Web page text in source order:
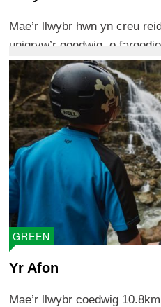
Mae’r llwybr hwn yn creu
unigryw’r goedwig, o
GREEN
Yr Afon
Mae’r llwybr coedwig